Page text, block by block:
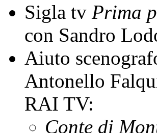
Sigla tv Prima
con Sandro
Aiuto
Antonello
RAI TV:
Conte di